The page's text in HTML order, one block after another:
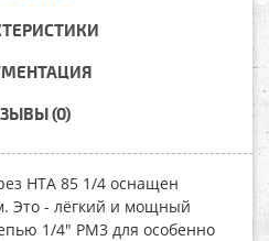
(0)
HTA 85 1/4 оснащен
Это - лёгкий и мощный
1/4" PM3 для особенно